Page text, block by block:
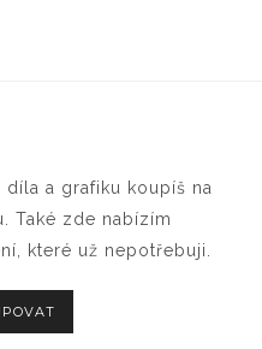
díla a grafiku koupíš na
Také zde nabízím
které už nepotřebuji.